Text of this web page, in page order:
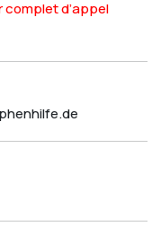
complet d’appel